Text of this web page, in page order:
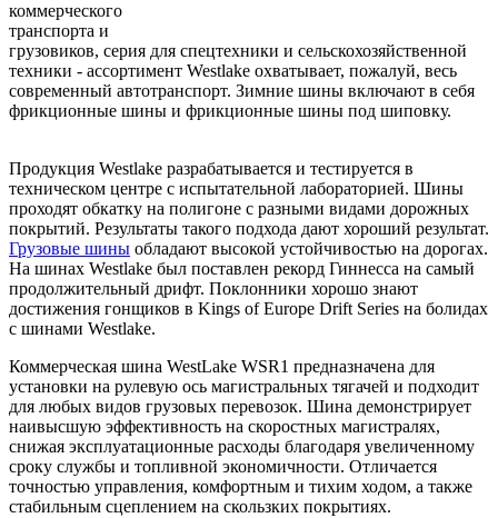
коммерческого
транспорта и
грузовиков, серия для спецтехники и сельскохозяйственной
техники - ассортимент Westlake охватывает, пожалуй, весь
современный автотранспорт. Зимние шины включают в себя
фрикционные шины и фрикционные шины под шиповку.
Продукция Westlake разрабатывается и тестируется в
техническом центре с испытательной лабораторией. Шины
проходят обкатку на полигоне с разными видами дорожных
покрытий. Результаты такого подхода дают хороший результат.
Грузовые шины обладают высокой устойчивостью на дорогах.
На шинах Westlake был поставлен рекорд Гиннесса на самый
продолжительный дрифт. Поклонники хорошо знают
достижения гонщиков в Kings of Europe Drift Series на болидах
с шинами Westlake.
Коммерческая шина WestLake WSR1 предназначена для
установки на рулевую ось магистральных тягачей и подходит
для любых видов грузовых перевозок. Шина демонстрирует
наивысшую эффективность на скоростных магистралях,
снижая эксплуатационные расходы благодаря увеличенному
сроку службы и топливной экономичности. Отличается
точностью управления, комфортным и тихим ходом, а также
стабильным сцеплением на скользких покрытиях.